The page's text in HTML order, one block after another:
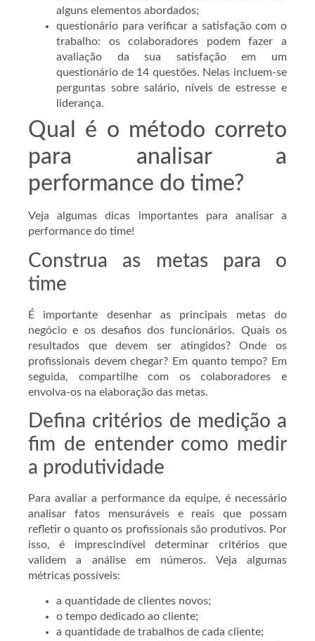
alguns elementos abordados;
questionário para verificar a satisfação com o
trabalho: os colaboradores podem fazer a
avaliação da sua satisfação em um
questionário de 14 questões. Nelas incluem-se
perguntas sobre salário, níveis de estresse e
liderança.
Qual é o método correto
para analisar a
performance do time?
Veja algumas dicas importantes para analisar a
performance do time!
Construa as metas para o
time
É importante desenhar as principais metas do
negócio e os desafios dos funcionários. Quais os
resultados que devem ser atingidos? Onde os
profissionais devem chegar? Em quanto tempo? Em
seguida, compartilhe com os colaboradores e
envolva-os na elaboração das metas.
Defina critérios de medição a
fim de entender como medir
a produtividade
Para avaliar a performance da equipe, é necessário
analisar fatos mensuráveis e reais que possam
refletir o quanto os profissionais são produtivos. Por
isso, é imprescindível determinar critérios que
validem a análise em números. Veja algumas
métricas possíveis:
a quantidade de clientes novos;
o tempo dedicado ao cliente;
a quantidade de trabalhos de cada cliente;